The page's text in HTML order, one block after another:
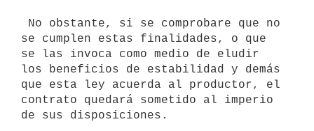
se cumplen estas finalidades, o que
se las invoca como medio de eludir
los beneficios de estabilidad y demás
que esta ley acuerda al productor, el
contrato quedará sometido al imperio
de sus disposiciones.